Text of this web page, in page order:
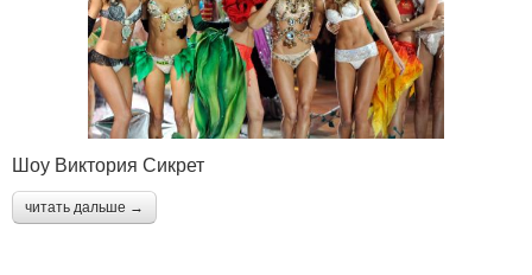
Шоу Виктория Сикрет
читать дальше →